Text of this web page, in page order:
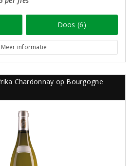
Doos (6)
Meer informatie
Chardonnay op Bourgogne